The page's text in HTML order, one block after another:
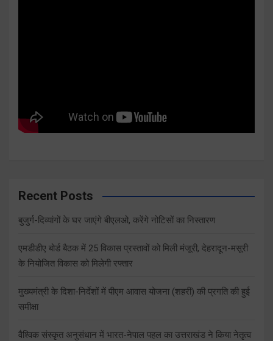
Recent Posts
बुजुर्ग-दिव्यांगों के घर जाएंगे बीएलओ, करेंगे नोटिसों का निस्तारण
एमडीडीए बोर्ड बैठक में 25 विकास प्रस्तावों को मिली मंजूरी, देहरादून-मसूरी
के नियोजित विकास को मिलेगी रफ्तार
मुख्यमंत्री के दिशा-निर्देशों में पीएम आवास योजना (शहरी) की प्रगति की हुई
समीक्षा
वैश्विक संस्कृत अनुसंधान में भारत-नेपाल पहल का उत्तराखंड ने किया नेतृत्व